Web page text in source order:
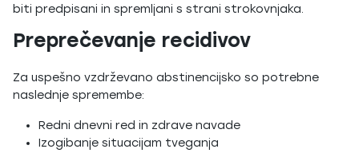
biti predpisani in spremljani s strani strokovnjaka.
Preprečevanje recidivov
Za uspešno vzdrževano abstinencijsko so potrebne
naslednje spremembe:
Redni dnevni red in zdrave navade
Izogibanje situacijam tveganja